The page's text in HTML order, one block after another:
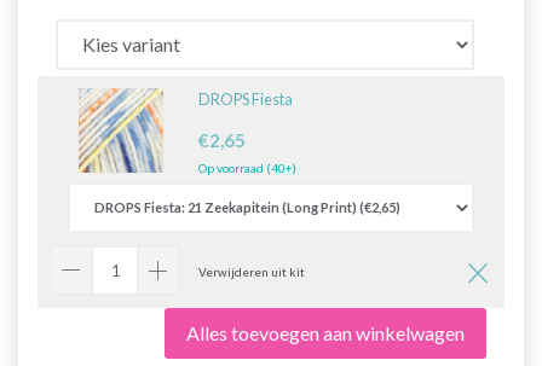
DROPS Fiesta
€2,65
Op voorraad (40+)
Verwijderen uit kit
Alles toevoegen aan winkelwagen